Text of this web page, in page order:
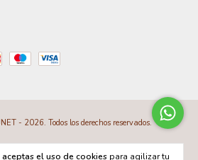
aceptas el uso de cookies para agilizar tu
- 2026. Todos los derechos reservados.